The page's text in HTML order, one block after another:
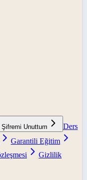
Şifremi Unuttum
Ders
Garantili Eğitim
Gizlilik